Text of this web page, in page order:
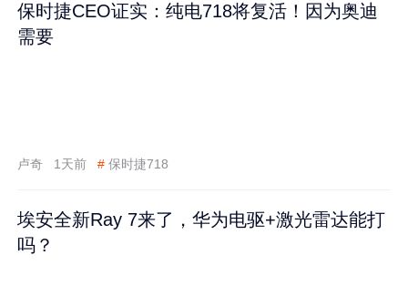
保时捷CEO证实：纯电718将复活！因为奥迪
需要
卢奇 1天前 # 保时捷718
埃安全新Ray 7来了，华为电驱+激光雷达能打
吗？